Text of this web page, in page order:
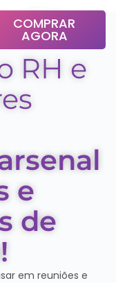
COMPRAR
AGORA
RH e
e
de
em reuniões e